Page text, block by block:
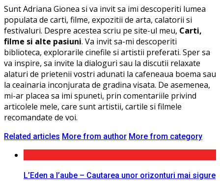
Sunt Adriana Gionea si va invit sa imi descoperiti lumea
populata de carti, filme, expozitii de arta, calatorii si
festivaluri. Despre acestea scriu pe site-ul meu, Carti,
filme si alte pasiuni. Va invit sa-mi descoperiti
biblioteca, explorarile cinefile si artistii preferati. Sper sa
va inspire, sa invite la dialoguri sau la discutii relaxate
alaturi de prietenii vostri adunati la cafeneaua boema sau
la ceainaria inconjurata de gradina visata. De asemenea,
mi-ar placea sa imi spuneti, prin comentariile privind
articolele mele, care sunt artistii, cartile si filmele
recomandate de voi.
Related articles More from author More from category
L’Eden a I’aube – Cautarea unor orizonturi mai sigure